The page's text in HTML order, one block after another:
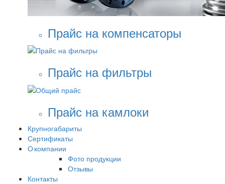
Прайс на компенсаторы
Прайс на фильтры
Прайс на камлоки
Крупногабариты
Сертификаты
О компании
Фото продукции
Отзывы
Контакты